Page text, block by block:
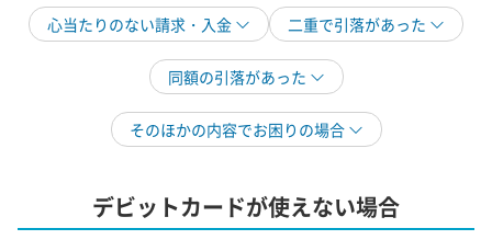
心当たりのない請求・入金 二重で引落があった
同額の引落があった
そのほかの内容でお困りの場合
デビットカードが使えない場合